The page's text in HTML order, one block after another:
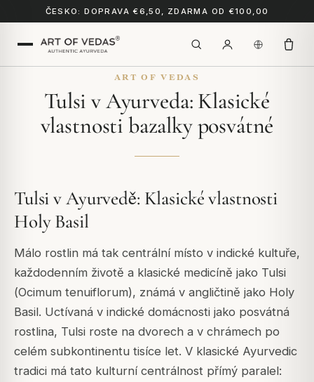
ČESKO: DOPRAVA €6,50, ZDARMA OD €100,00
ART OF VEDAS
Tulsi v Ayurveda: Klasické
vlastnosti bazalky posvátné
Tulsi v Ayurvedě: Klasické vlastnosti
Holy Basil
Málo rostlin má tak centrální místo v indické kultuře,
každodenním životě a klasické medicíně jako Tulsi
(Ocimum tenuiflorum), známá v angličtině jako Holy
Basil. Uctívaná v indické domácnosti jako posvátná
rostlina, Tulsi roste na dvorech a v chrámech po
celém subkontinentu tisíce let. V klasické Ayurvedic
tradici má tato kulturní centrálnost přímý paralel: